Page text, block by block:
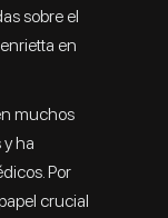
sobre el
en
muchos
ha
Por
crucial